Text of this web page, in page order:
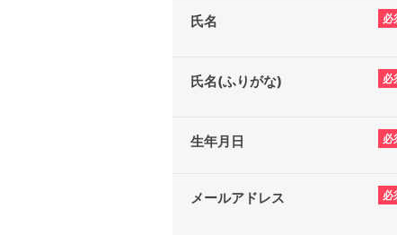
氏名 必
氏名(ふりがな) 必
生年月日 必
メールアドレス 必